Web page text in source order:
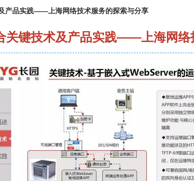
产品实践——上海网络技术服务的探索与分享
关键技术及产品实践——上海网络